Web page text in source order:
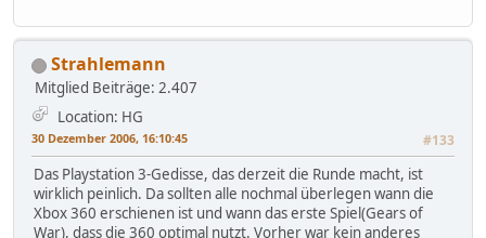
Strahlemann
Mitglied Beiträge: 2.407
Location: HG
30 Dezember 2006, 16:10:45 #133
Das Playstation 3-Gedisse, das derzeit die Runde macht, ist
wirklich peinlich. Da sollten alle nochmal überlegen wann die
Xbox 360 erschienen ist und wann das erste Spiel(Gears of
War), dass die 360 optimal nutzt. Vorher war kein anderes